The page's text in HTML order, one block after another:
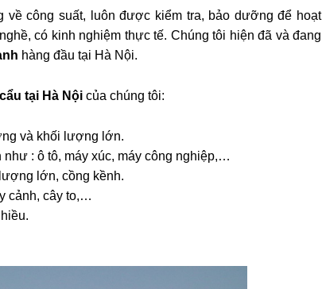
công suất, luôn được kiểm tra, bảo dưỡng để hoạt
có kinh nghiệm thực tế. Chúng tôi hiện đã và đang
hàng đầu tại Hà Nội.
tại Hà Nội của chúng tôi:
và khối lượng lớn.
: ô tô, máy xúc, máy công nghiệp,…
lớn, cồng kềnh.
cảnh, cây to,…